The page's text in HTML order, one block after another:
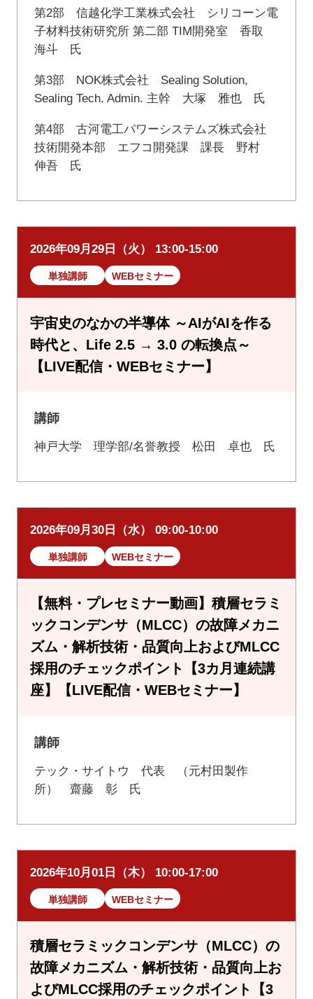
第2部 信越化学工業株式会社 シリコーン電
子材料技術研究所 第二部 TIM開発室 香取
海斗 氏
第3部 NOK株式会社 Sealing Solution,
Sealing Tech. Admin. 主幹 大塚 雅也 氏
第4部 古河電工パワーシステムズ株式会社
技術開発本部 エフコ開発課 課長 野村
伸吾 氏
2026年09月29日（火） 13:00-15:00
単独講師 WEBセミナー
宇宙史のなかの半導体 ～AIがAIを作る
時代と、Life 2.5 → 3.0 の転換点～
【LIVE配信・WEBセミナー】
講師
神戸大学 理学部/名誉教授 松田 卓也 氏
2026年09月30日（水） 09:00-10:00
単独講師 WEBセミナー
【無料・プレセミナー動画】積層セラミ
ックコンデンサ（MLCC）の故障メカニ
ズム・解析技術・品質向上およびMLCC
採用のチェックポイント【3カ月連続講
座】【LIVE配信・WEBセミナー】
講師
テック・サイトウ 代表 （元村田製作
所） 齋藤 彰 氏
2026年10月01日（木） 10:00-17:00
単独講師 WEBセミナー
積層セラミックコンデンサ（MLCC）の
故障メカニズム・解析技術・品質向上お
よびMLCC採用のチェックポイント【3